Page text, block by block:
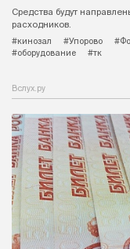
Средства будут
расходников.
#кинозал
#Упорово
#оборудование
#тк
Вслух.ру